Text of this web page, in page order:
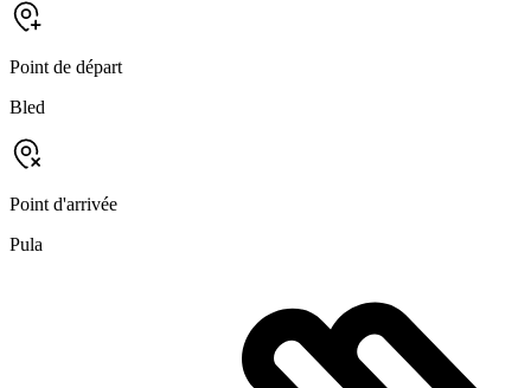
Point de départ
Bled
Point d'arrivée
Pula